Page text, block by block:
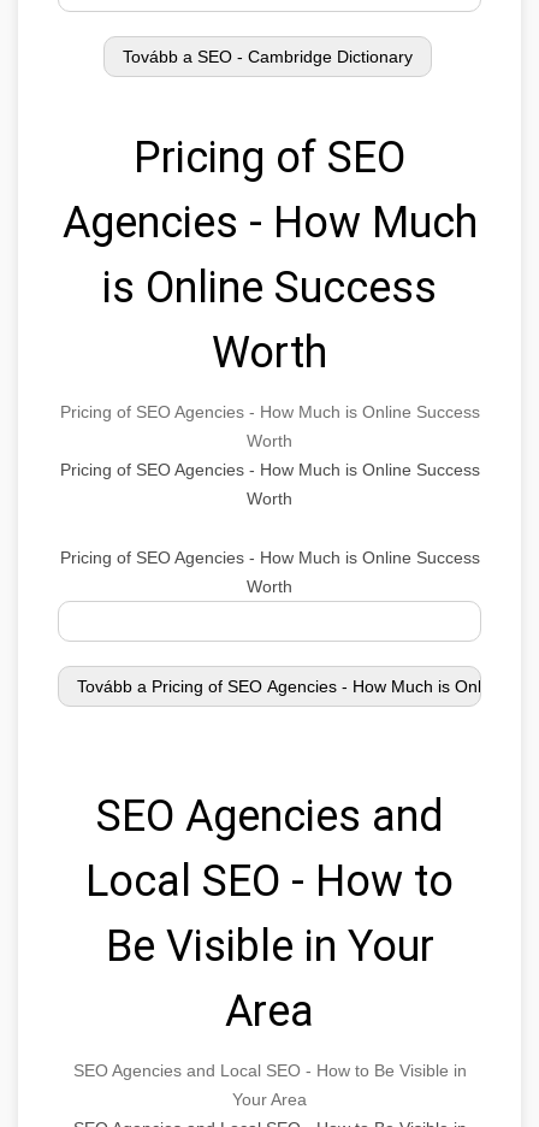
Pricing of SEO
Agencies - How Much
is Online Success
Worth
Pricing of SEO Agencies - How Much is Online Success
Worth
Pricing of SEO Agencies - How Much is Online Success
Worth
Pricing of SEO Agencies - How Much is Online Success
Worth
SEO Agencies and
Local SEO - How to
Be Visible in Your
Area
SEO Agencies and Local SEO - How to Be Visible in
Your Area